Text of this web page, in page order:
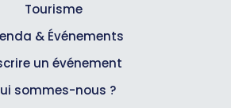
Tourisme
& Événements
un événement
sommes-nous ?